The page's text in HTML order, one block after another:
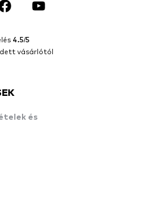
4.5/5
vásárlótól
és